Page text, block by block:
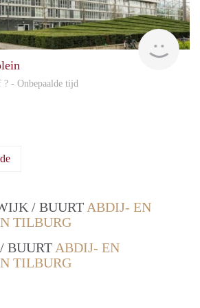
rent
? - Onbepaalde tijd
/ BUURT ABDIJ- EN
TILBURG
BUURT ABDIJ- EN
TILBURG